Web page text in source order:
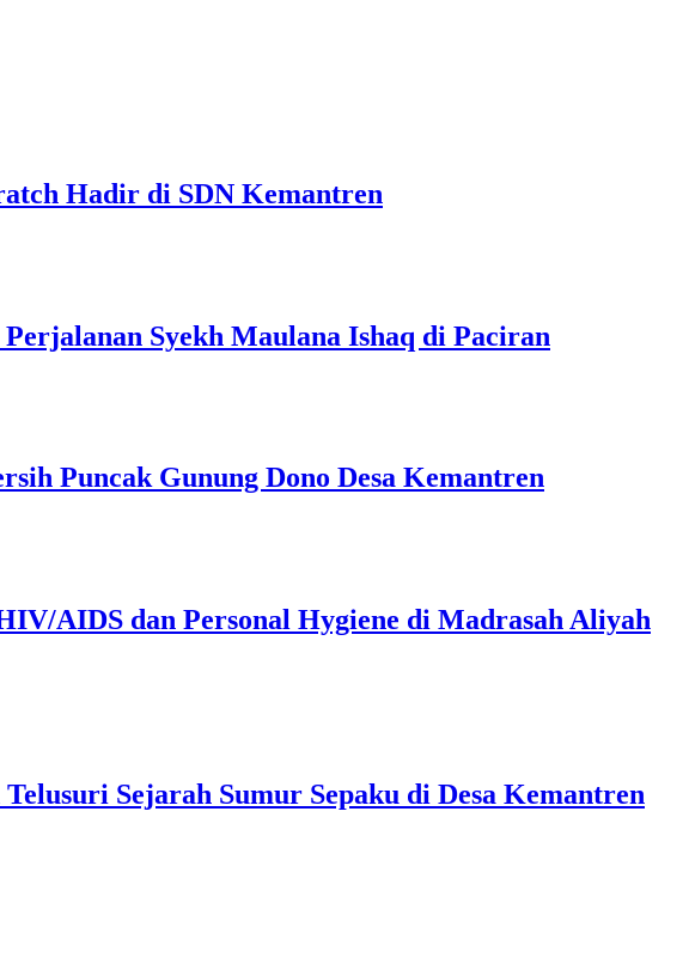
Hadir di SDN Kemantren
Syekh Maulana Ishaq di Paciran
Puncak Gunung Dono Desa Kemantren
AIDS dan Personal Hygiene di Madrasah Aliyah
Sejarah Sumur Sepaku di Desa Kemantren